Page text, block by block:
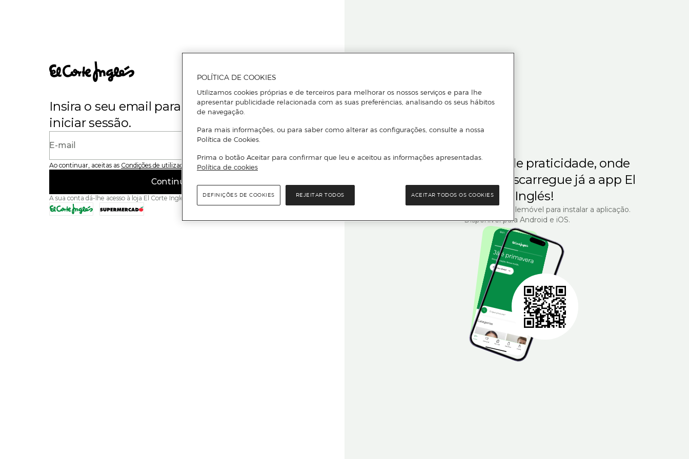
Insira o seu email para se registar ou
iniciar sessão.
E-mail
Ao continuar, aceitas as Condições de utilização do site
Continuar
A sua conta dá-lhe acesso à loja El Corte Inglés e ao Supermercado El Corte Inglés.
Para quem gosta de praticidade, onde
Descarregue já a app El
Corte Inglés!
Leia o código QR com o seu telemóvel para instalar a aplicação.
Disponível para Android e iOS.
POLÍTICA DE COOKIES
Utilizamos cookies próprias e de terceiros para melhorar os nossos serviços e para lhe
apresentar publicidade relacionada com as suas preferências, analisando os seus hábitos
de navegação.
Para mais informações, ou para saber como alterar as configurações, consulte a nossa
Política de Cookies.
Prima o botão Aceitar para confirmar que leu e aceitou as informações apresentadas.
Política de cookies
REJEITAR TODOS ACEITAR TODOS OS COOKIES
DEFINIÇÕES DE COOKIES